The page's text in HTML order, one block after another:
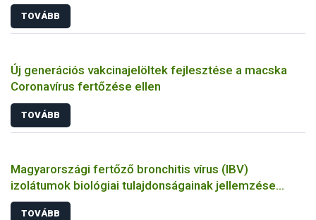
TOVÁBB
Új generációs vakcinajelöltek fejlesztése a macska
Coronavírus fertőzése ellen
TOVÁBB
Magyarországi fertőző bronchitis vírus (IBV)
izolátumok biológiai tulajdonságainak jellemzése
állatkísérletes és molekuláris biológiai eszközökkel
TOVÁBB